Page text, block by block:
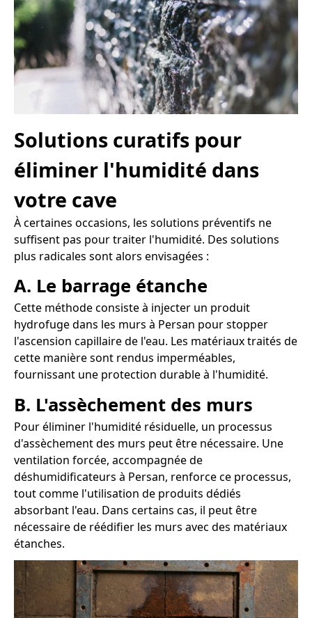
Solutions curatifs pour
éliminer l'humidité dans
votre cave
À certaines occasions, les solutions préventifs ne
suffisent pas pour traiter l'humidité. Des solutions
plus radicales sont alors envisagées :
A. Le barrage étanche
Cette méthode consiste à injecter un produit
hydrofuge dans les murs à Persan pour stopper
l'ascension capillaire de l'eau. Les matériaux traités de
cette manière sont rendus imperméables,
fournissant une protection durable à l'humidité.
B. L'assèchement des murs
Pour éliminer l'humidité résiduelle, un processus
d'assèchement des murs peut être nécessaire. Une
ventilation forcée, accompagnée de
déshumidificateurs à Persan, renforce ce processus,
tout comme l'utilisation de produits dédiés
absorbant l'eau. Dans certains cas, il peut être
nécessaire de réédifier les murs avec des matériaux
étanches.